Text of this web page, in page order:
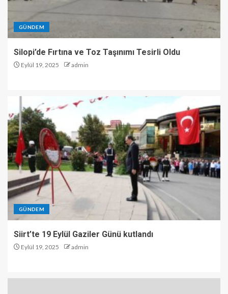
GÜNDEM
Silopi’de Fırtına ve Toz Taşınımı Tesirli Oldu
Eylül 19, 2025 admin
GÜNDEM
Siirt’te 19 Eylül Gaziler Günü kutlandı
Eylül 19, 2025 admin